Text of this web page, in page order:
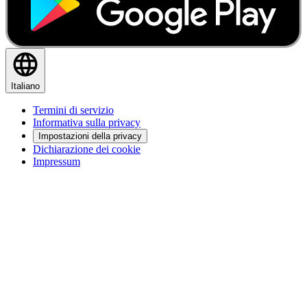
Italiano
Termini di servizio
Informativa sulla privacy
Impostazioni della privacy
Dichiarazione dei cookie
Impressum